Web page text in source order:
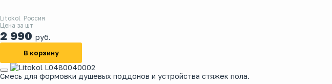
Litokol Россия
Цена за шт
2 990 руб.
В корзину
Смесь для формовки душевых поддонов и устройства стяжек пола.